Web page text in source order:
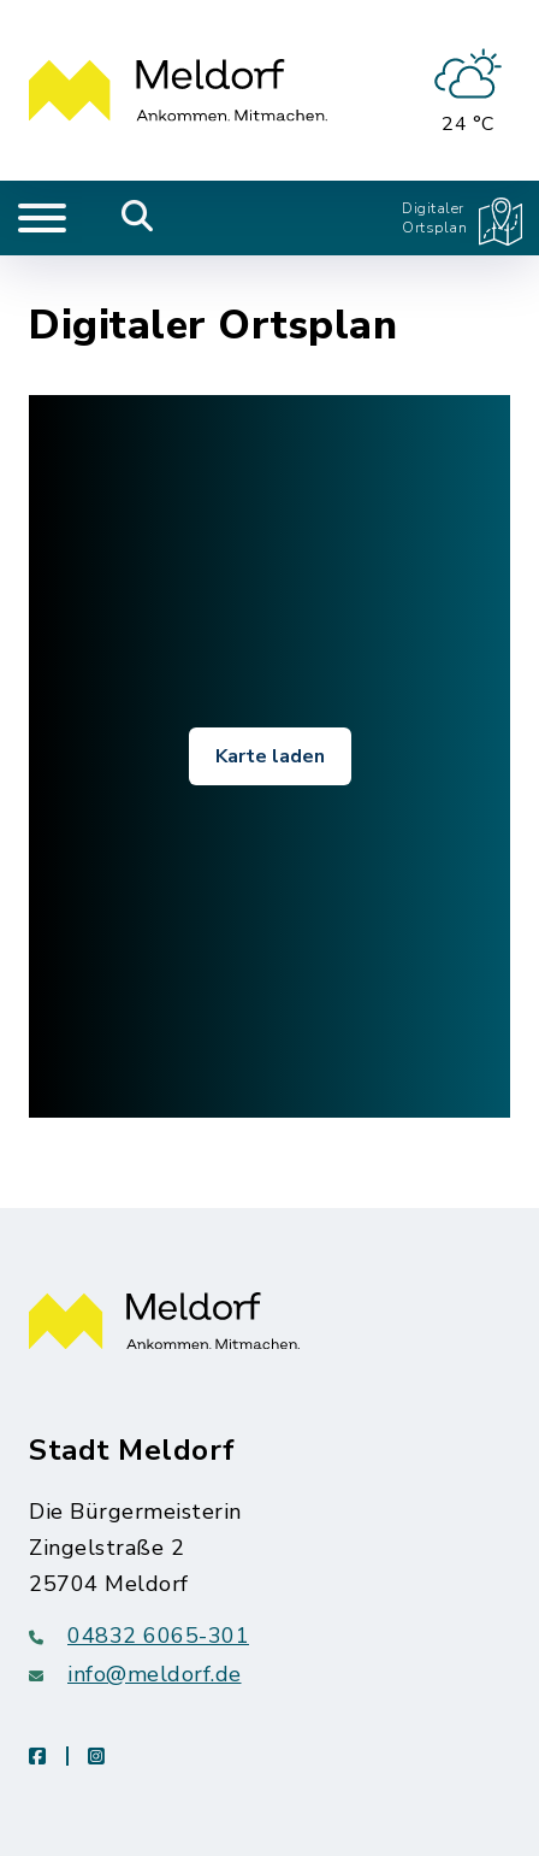
24 °C
Digitaler
Ortsplan
Digitaler Ortsplan
Karte laden
Stadt Meldorf
Die Bürgermeisterin
Zingelstraße 2
25704 Meldorf
04832 6065-301
info@meldorf.de
facebookinstagram